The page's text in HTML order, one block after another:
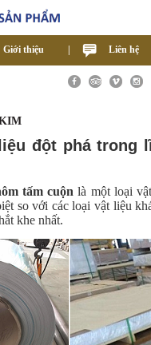
Giới thiệu Liên hệ
đột phá trong
tấm cuộn là một loại
so với các loại vật liệu
khe nhất.